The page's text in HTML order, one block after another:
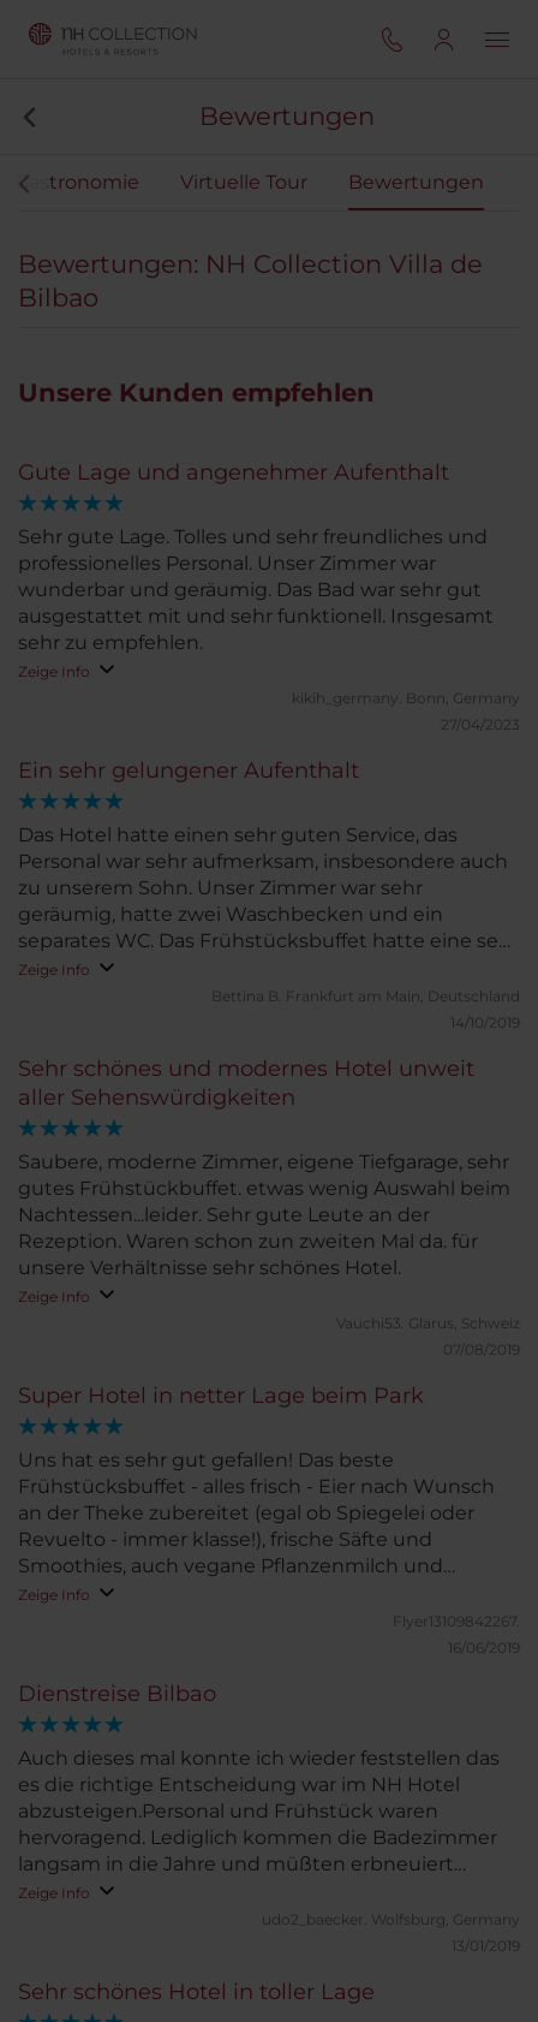
Bewertungen
Gastronomie Virtuelle Tour Bewertungen
Bewertungen: NH Collection Villa de
Bilbao
Unsere Kunden empfehlen
Sehr schönes Hotel in toller Lage
Gute Lage und angenehmer Aufenthalt
Sehr gute Lage. Tolles und sehr freundliches und
professionelles Personal. Unser Zimmer war
wunderbar und geräumig. Das Bad war sehr gut
ausgestattet mit und sehr funktionell. Insgesamt
sehr zu empfehlen.
Zeige Info
kikih_germany. Bonn, Germany
27/04/2023
Ein sehr gelungener Aufenthalt
Das Hotel hatte einen sehr guten Service, das
Personal war sehr aufmerksam, insbesondere auch
zu unserem Sohn. Unser Zimmer war sehr
geräumig, hatte zwei Waschbecken und ein
separates WC. Das Frühstücksbuffet hatte eine sehr
große Vielfalt zu bieten inkl. frisch zubereiteten
Eierspeisen, Tapas, Smoothies, die man selbst
zusammen stellen konnte, vielen Säften, Salat, Obst,
an der Metro, dem Busterminal, dem Stadion und
dem Guggenheimmuseum.Die Nachbar-Bar wurde
zu unserem Abendritual. Es war toll!
Zeige Info
Bettina B.
Frankfurt am Main, Deutschland
14/10/2019
Sehr schönes und modernes Hotel unweit
aller Sehenswürdigkeiten
Saubere, moderne Zimmer, eigene Tiefgarage, sehr
gutes Frühstückbuffet. etwas wenig Auswahl beim
Nachtessen...leider. Sehr gute Leute an der
Rezeption. Waren schon zun zweiten Mal da. für
unsere Verhältnisse sehr schönes Hotel.
Zeige Info
Vauchi53. Glarus, Schweiz
07/08/2019
Super Hotel in netter Lage beim Park
Uns hat es sehr gut gefallen! Das beste
Frühstücksbuffet - alles frisch - Eier nach Wunsch
an der Theke zubereitet (egal ob Spiegelei oder
Revuelto - immer klasse!), frische Säfte und
Smoothies, auch vegane Pflanzenmilch und
glutenfreies Gebäck gab es. Das Zimmer war sehr
geräumig - großer Schrank mit ausreichend
Kleiderbügel. Sehr großes Bad (mit 2 Waschbecken
Ablagefläche) und super bequemes Bett. Die Lage
ist sehr gut - der Park nicht weit entfernt,
Taxistandplatz, U-Bahn in unmittelbarer Nähe. Wir
waren bereits das 2. Mal hier und wenn wir wieder
nach Bilbao kommen, dann werden wir wieder
dieses Hotel aussuchen.
Zeige Info
Flyer13109842267.
16/06/2019
Dienstreise Bilbao
Auch dieses mal konnte ich wieder feststellen das
es die richtige Entscheidung war im NH Hotel
abzusteigen.Personal und Frühstück waren
hervoragend. Lediglich kommen die Badezimmer
langsam in die Jahre und müßten erbneuiert
werden. Auch habe ich im Bereioch lüftung viel
Staub festgestellt. Dieses hatte aber keine
Zeige Info
udo2_baecker. Wolfsburg, Germany
13/01/2019